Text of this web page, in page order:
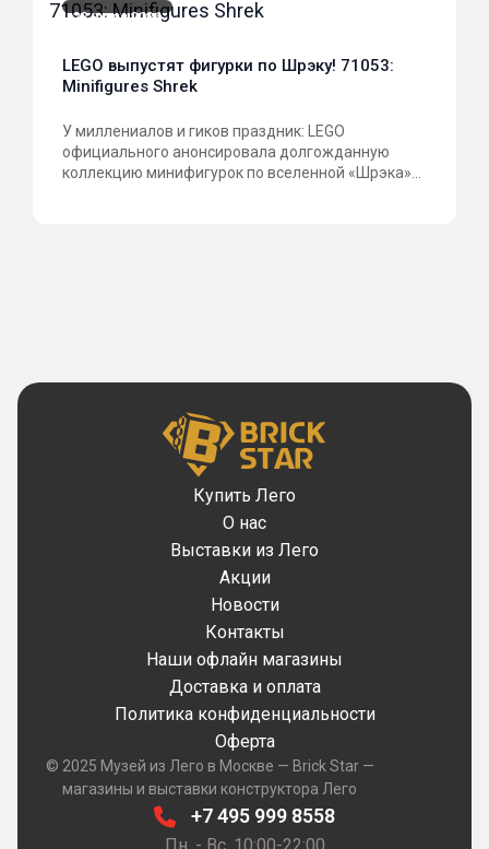
23 июля 2026
LEGO выпустят фигурки по Шрэку! 71053:
Minifigures Shrek
У миллениалов и гиков праздник: LEGO
официального анонсировала долгожданную
коллекцию минифигурок по вселенной «Шрэка»...
Купить Лего
О нас
Выставки из Лего
Акции
Новости
Контакты
Наши офлайн магазины
Доставка и оплата
Политика конфиденциальности
Оферта
© 2025 Музей из Лего в Москве — Brick Star —
магазины и выставки конструктора Лего
+7 495 999 8558